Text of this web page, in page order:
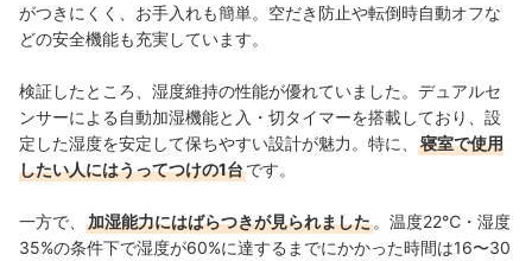
がつきにくく、お手入れも簡単。空だき防止や転倒時自動オフな
どの安全機能も充実しています。
検証したところ、湿度維持の性能が優れていました。デュアルセ
ンサーによる自動加湿機能と入・切タイマーを搭載しており、設
定した湿度を安定して保ちやすい設計が魅力。特に、
寝室で使用
したい人にはうってつけの1台です。
一方で、 加湿能力にはばらつきが見られました 。温度22℃・湿度
35%の条件下で湿度が60%に達するまでにかかった時間は16〜30